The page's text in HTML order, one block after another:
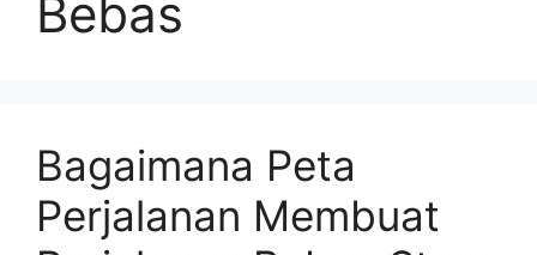
Bebas
Bagaimana Peta
Perjalanan Membuat